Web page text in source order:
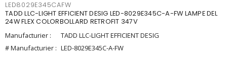
LED8029E345CAFW
TADD LLC-LIGHT EFFICIENT DESIG LED-8029E345C-A-FW LAMPE DEL
24W FLEX COLORBOLLARD RETROFIT 347V
Manufacturier :
TADD LLC-LIGHT EFFICIENT DESIG
# Manufacturier : LED-8029E345C-A-FW